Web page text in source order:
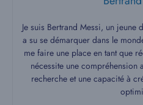
Je suis Bertrand Messi, un
a su se démarquer dans le
me faire une place en tant que
nécessite une
recherche et une capacité à